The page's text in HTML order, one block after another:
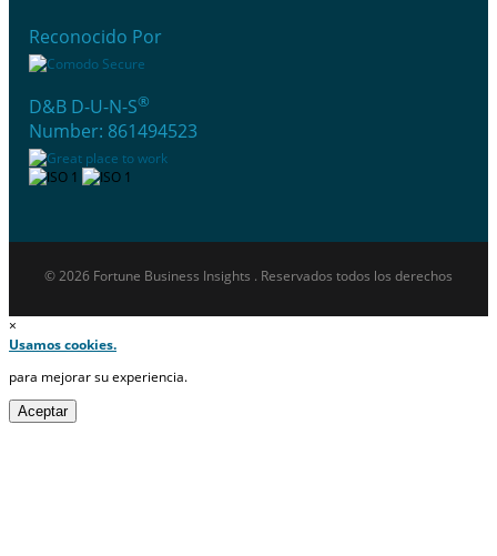
Reconocido Por
D&B D-U-N-S®
Number: 861494523
© 2026 Fortune Business Insights . Reservados todos los derechos
×
Usamos cookies.
para mejorar su experiencia.
Aceptar